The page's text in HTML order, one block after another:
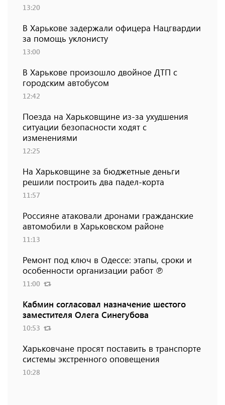
13:20
В Харькове задержали офицера Нацгвардии
за помощь уклонисту
13:00
В Харькове произошло двойное ДТП с
городским автобусом
12:42
Поезда на Харьковщине из-за ухудшения
ситуации безопасности ходят с
изменениями
12:25
На Харьковщине за бюджетные деньги
решили построить два падел-корта
11:57
Россияне атаковали дронами гражданские
автомобили в Харьковском районе
11:13
Ремонт под ключ в Одессе: этапы, сроки и
особенности организации работ ℗
11:00
Кабмин согласовал назначение шестого
заместителя Олега Синегубова
10:53
Харьковчане просят поставить в транспорте
системы экстренного оповещения
10:28